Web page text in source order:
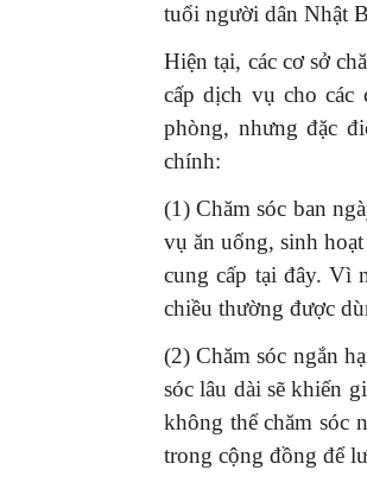
tuổi người dân Nhật
Hiện tại, các cơ sở
cấp dịch vụ cho
phòng, nhưng đặc
chính:
(1) Chăm sóc ban
vụ ăn uống, sinh
cung cấp tại đây. Vì
chiều thường được
(2) Chăm sóc ngắn
sóc lâu dài sẽ khiến
không thể chăm sóc
trong cộng đồng để